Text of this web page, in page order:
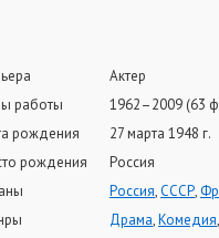
Актер
работы
1962–2009 (63
рождения
27 марта 1948 г.
рождения
Россия
Россия,СССР,
Драма,Комедия